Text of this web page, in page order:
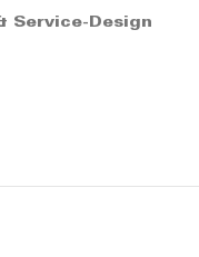
Service-Design